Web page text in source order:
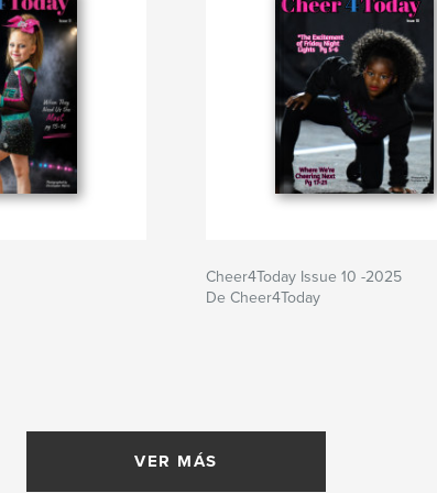
Cheer4Today Issue 10 -2025
De Cheer4Today
VER MÁS